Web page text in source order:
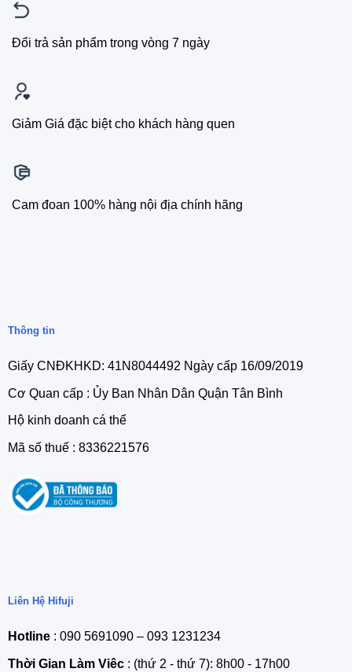
Đổi trả sản phẩm trong vòng 7 ngày
Giảm Giá đặc biệt cho khách hàng quen
Cam đoan 100% hàng nội địa chính hãng
Thông tin
Giấy CNĐKHKD: 41N8044492 Ngày cấp 16/09/2019
Cơ Quan cấp : Ủy Ban Nhân Dân Quận Tân Bình
Hộ kinh doanh cá thể
Mã số thuế : 8336221576
Liên Hệ Hifuji
Hotline: 090 5691090 – 093 1231234
Thời Gian Làm Viêc: (thứ 2 - thứ 7): 8h00 - 17h00